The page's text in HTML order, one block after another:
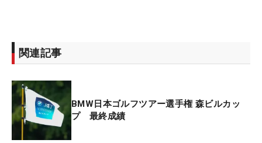
ドライバーは19年発売の『G410 PLUS』 （撮影：ALBA）
関連記事
BMW日本ゴルフツアー選手権 森ビルカッ
プ 最終成績